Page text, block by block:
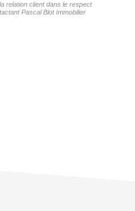
relation client dans le respect
Pascal Blot Immobilier